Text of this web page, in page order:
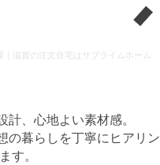
滋賀の注文住宅はサブライムホーム
、心地よい素材感。
の暮らしを丁寧にヒアリン
す。